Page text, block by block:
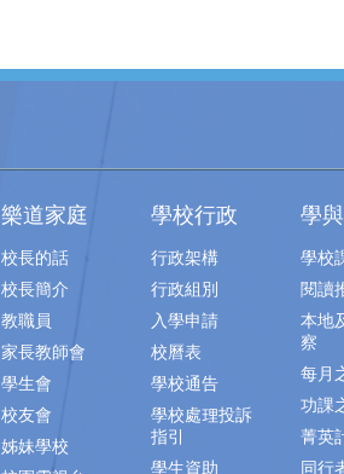
樂道家庭
校長的話
校長簡介
教職員
家長教師會
學生會
校友會
姊妹學校
學校行政
行政架構
行政組別
入學申請
校曆表
學校通告
學校處理投訴
指引
學生資助
學
學校
閱讀
本地
察
每月
功課
菁英
同行